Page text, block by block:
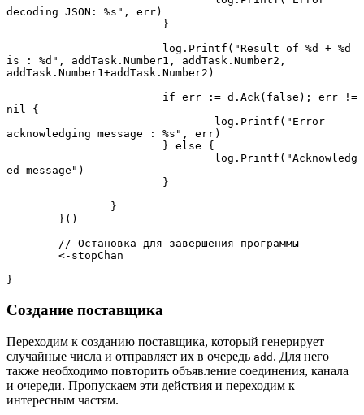
decoding JSON: %s", err)
is : %d", addTask.Number1, addTask.Number2,
addTask.Number1+addTask.Number2)
nil {
acknowledging message : %s", err)
ed message")
}
Создание поставщика
Переходим к созданию поставщика, который генерирует
случайные числа и отправляет их в очередь add . Для него
также необходимо повторить объявление соединения, канала
и очереди. Пропускаем эти действия и переходим к
интересным частям.